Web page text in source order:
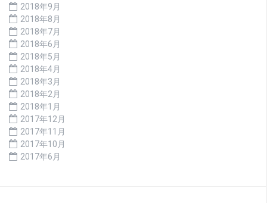
2018年9月
2018年8月
2018年7月
2018年6月
2018年5月
2018年4月
2018年3月
2018年2月
2018年1月
2017年12月
2017年11月
2017年10月
2017年6月